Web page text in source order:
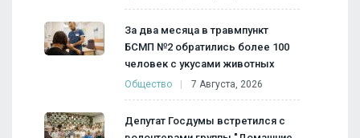
За два месяца в травмпункт
БСМП №2 обратились более 100
человек с укусами животных
Общество 7 Августа, 2026
Депутат Госдумы встретился с